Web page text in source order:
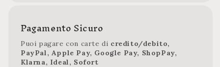
Pagamento Sicuro
Puoi pagare con carte di credito/debito,
PayPal, Apple Pay, Google Pay, ShopPay,
Klarna, Ideal, Sofort